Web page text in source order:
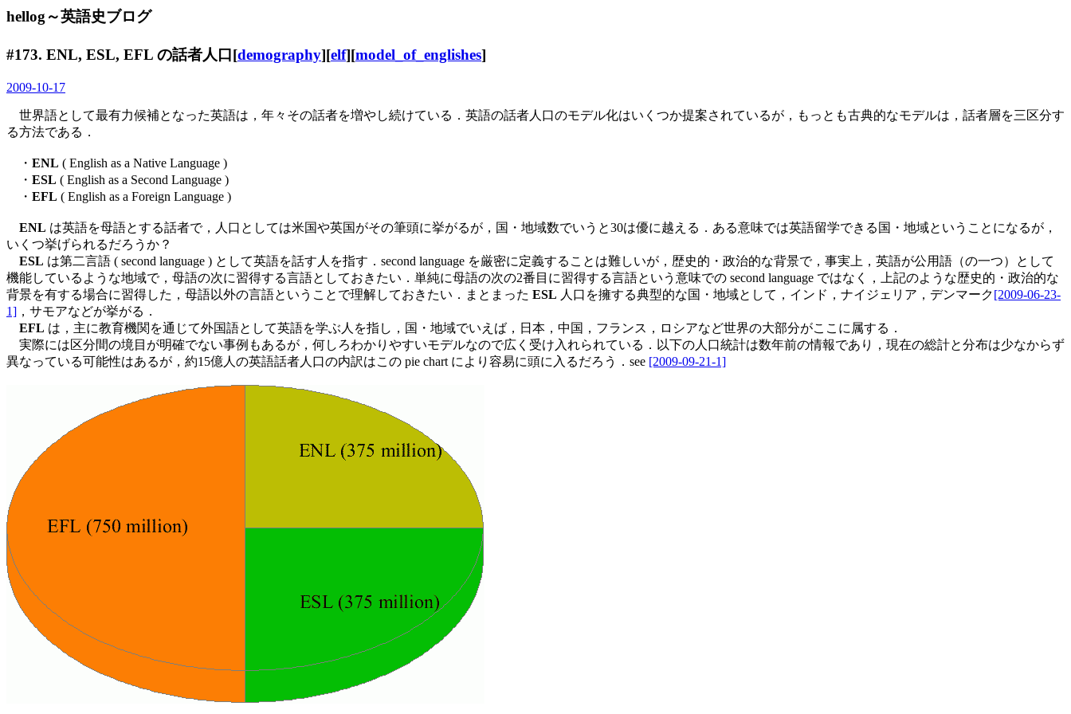
hellog～英語史ブログ
#173. ENL, ESL, EFL の話者人口[demography][elf][model_of_englishes]
2009-10-17
世界語として最有力候補となった英語は，年々その話者を増やし続けている．英語の話者人口のモデル化はいくつか提案されているが，もっとも古典的なモデルは，話者層を三区分す
る方法である．
・ ENL ( English as a Native Language )
・ ESL ( English as a Second Language )
・ EFL ( English as a Foreign Language )
ENL は英語を母語とする話者で，人口としては米国や英国がその筆頭に挙がるが，国・地域数でいうと30は優に越える．ある意味では英語留学できる国・地域ということになるが，
いくつ挙げられるだろうか？
ESL は第二言語 ( second language ) として英語を話す人を指す．second language を厳密に定義することは難しいが，歴史的・政治的な背景で，事実上，英語が公用語（の一つ）として
機能しているような地域で，母語の次に習得する言語としておきたい．単純に母語の次の2番目に習得する言語という意味での second language ではなく，上記のような歴史的・政治的な
背景を有する場合に習得した，母語以外の言語ということで理解しておきたい．まとまった ESL 人口を擁する典型的な国・地域として，インド，ナイジェリア，デンマーク[2009-06-23-
1] ，サモアなどが挙がる．
EFL は，主に教育機関を通じて外国語として英語を学ぶ人を指し，国・地域でいえば，日本，中国，フランス，ロシアなど世界の大部分がここに属する．
実際には区分間の境目が明確でない事例もあるが，何しろわかりやすいモデルなので広く受け入れられている．以下の人口統計は数年前の情報であり，現在の総計と分布は少なからず
異なっている可能性はあるが，約15億人の英語話者人口の内訳はこの pie chart により容易に頭に入るだろう．see [2009-09-21-1]